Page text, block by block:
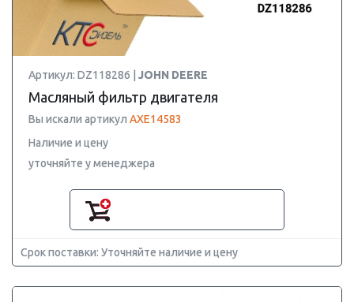
Артикул: DZ118286 | JOHN DEERE
Масляный фильтр двигателя
Вы искали артикул AXE14583
Наличие и цену
уточняйте у менеджера
Срок поставки: Уточняйте наличие и цену